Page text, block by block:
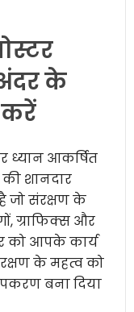
के
करें
ध्यान आकर्षित
शानदार
जो संरक्षण के
ग्राफिक्स और
को आपके कार्य
के महत्व को
बना दिया